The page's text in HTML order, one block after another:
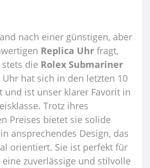
nach einer günstigen, aber
Replica Uhr fragt,
die Rolex Submariner
Uhr hat sich in den letzten 10
und ist unser klarer Favorit in
Trotz ihres
Preises bietet sie solide
ansprechendes Design, das
orientiert. Sie ist perfekt für
zuverlässige und stilvolle